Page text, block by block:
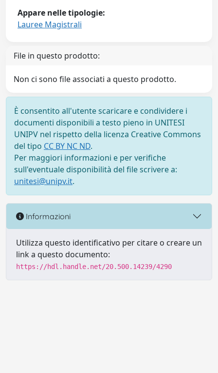
Appare nelle tipologie:
Lauree Magistrali
File in questo prodotto:
Non ci sono file associati a questo prodotto.
È consentito all'utente scaricare e condividere i
documenti disponibili a testo pieno in UNITESI
UNIPV nel rispetto della licenza Creative Commons
del tipo CC BY NC ND.
Per maggiori informazioni e per verifiche
sull'eventuale disponibilità del file scrivere a:
unitesi@unipv.it.
Informazioni
Utilizza questo identificativo per citare o creare un
link a questo documento:
https://hdl.handle.net/20.500.14239/4290